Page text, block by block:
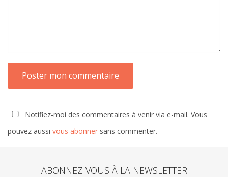
Notifiez-moi des commentaires à venir via e-mail. Vous
pouvez aussi vous abonner sans commenter.
ABONNEZ-VOUS À LA NEWSLETTER